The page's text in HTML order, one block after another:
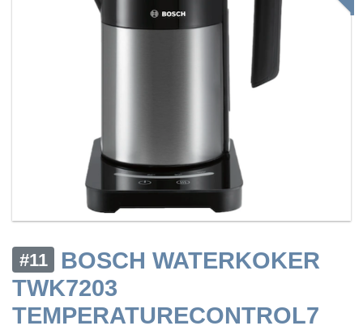
#11
BOSCH WATERKOKER
TWK7203
TEMPERATURECONTROL7